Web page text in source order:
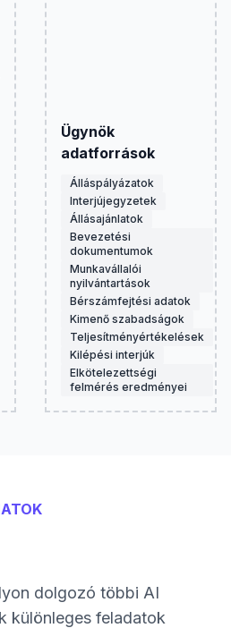
Ügynök
adatforrások
Álláspályázatok
Interjújegyzetek
Állásajánlatok
Bevezetési
dokumentumok
Munkavállalói
nyilvántartások
Bérszámfejtési adatok
Kimenő szabadságok
Teljesítményértékelések
Kilépési interjúk
Elkötelezettségi
felmérés eredményei
dolgozó többi AI
különleges feladatok